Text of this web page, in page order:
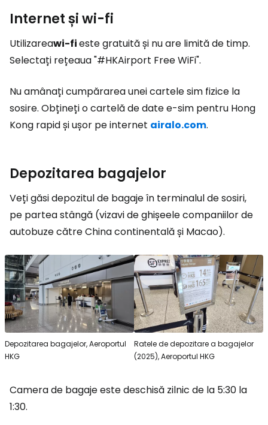
Internet și wi-fi
Utilizareawi-fieste gratuită și nu are limită de timp.
Selectați rețeaua "#HKAirport Free WiFi".
Nu amânați cumpărarea unei cartele sim fizice la
sosire. Obțineți o cartelă de date e-sim pentru Hong
Kong rapid și ușor pe internet airalo.com.
Depozitarea bagajelor
Veți găsi depozitul de bagaje în terminalul de sosiri,
pe partea stângă (vizavi de ghișeele companiilor de
autobuze către China continentală și Macao).
Depozitarea bagajelor, Aeroportul
HKG
Ratele de depozitare a bagajelor
(2025), Aeroportul HKG
Camera de bagaje este deschisă zilnic de la 5:30 la
1:30.